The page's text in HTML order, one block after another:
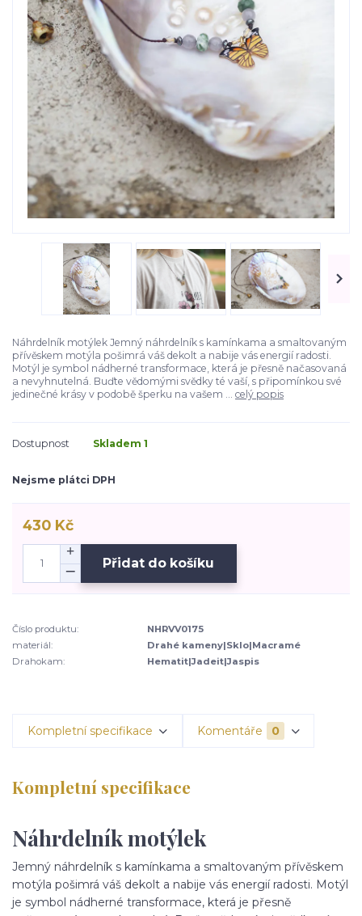
Náhrdelník motýlek Jemný náhrdelník s kamínkama a smaltovaným
přívěskem motýla pošimrá váš dekolt a nabije vás energií radosti.
Motýl je symbol nádherné transformace, která je přesně načasovaná
a nevyhnutelná. Buďte vědomými svědky té vaší, s připomínkou své
jedinečné krásy v podobě šperku na vašem ... celý popis
Dostupnost Skladem 1
Nejsme plátci DPH
430 Kč
Přidat do košíku
Číslo produktu:
NHRVV0175
materiál:
Drahé kameny|Sklo|Macramé
Drahokam:
Hematit|Jadeit|Jaspis
Kompletní specifikace Komentáře 0
Kompletní specifikace
Náhrdelník motýlek
Jemný náhrdelník s kamínkama a smaltovaným přívěskem
motýla pošimrá váš dekolt a nabije vás energií radosti. Motýl
je symbol nádherné transformace, která je přesně